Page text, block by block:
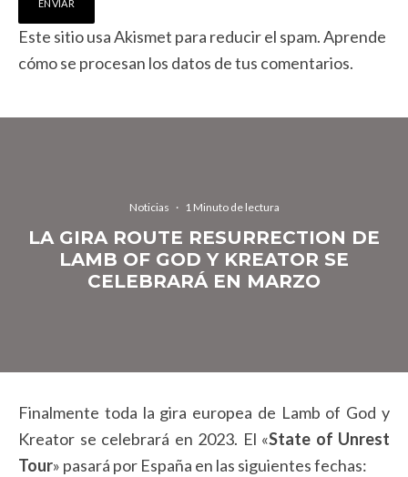
Este sitio usa Akismet para reducir el spam.Aprende
cómo se procesan los datos de tus comentarios.
Noticias · 1 Minuto de lectura
LA GIRA ROUTE RESURRECTION DE
LAMB OF GOD Y KREATOR SE
CELEBRARÁ EN MARZO
Finalmente toda la gira europea de Lamb of God y
Kreator se celebrará en 2023. El «State of Unrest
Tour» pasará por España en las siguientes fechas: